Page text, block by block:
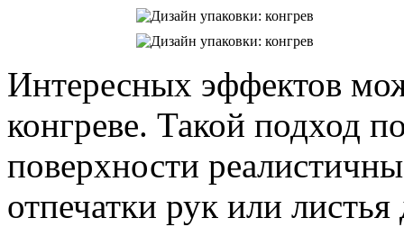
Интересных эффектов
конгреве. Такой подход
поверхности
отпечатки рук или листья